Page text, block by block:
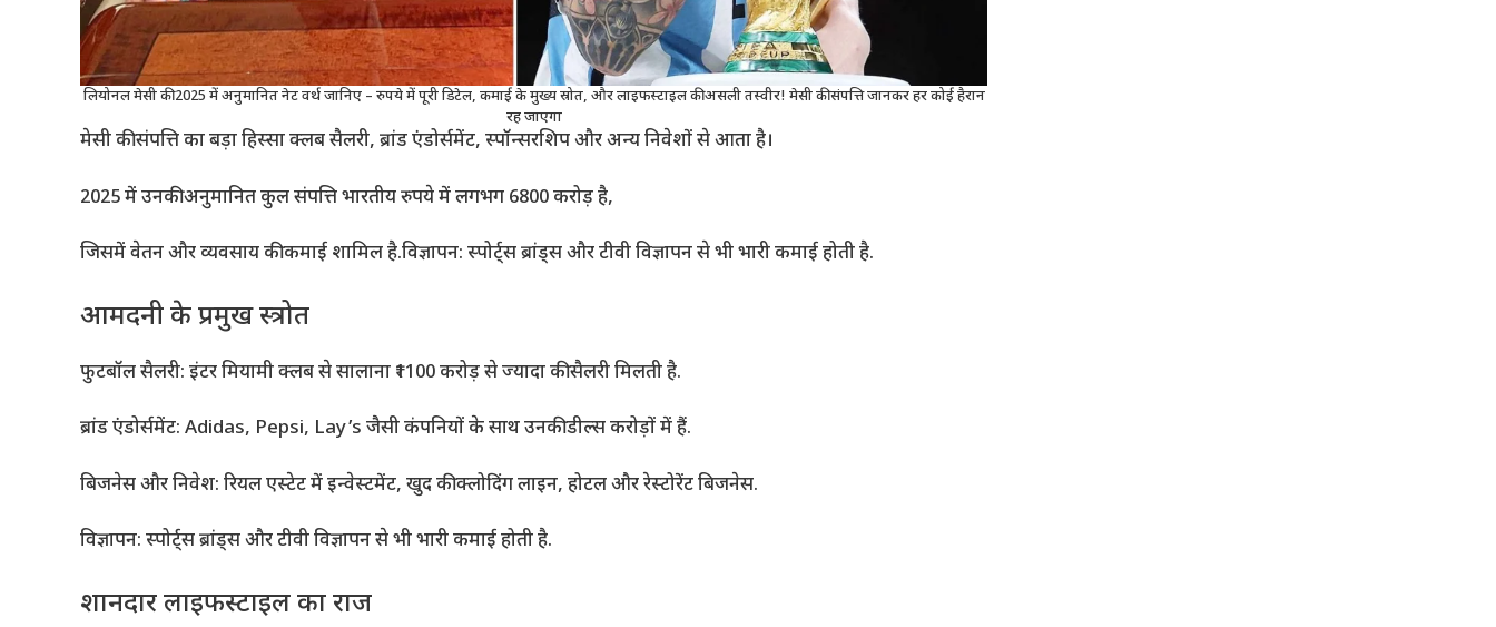
लियोनल मेसी की 2025 में अनुमानित नेट वर्थ जानिए – रुपये में पूरी डिटेल, कमाई के मुख्य स्रोत, और लाइफस्टाइल की असली तस्वीर! मेसी की संपत्ति जानकर हर कोई हैरान
रह जाएगा
मेसी की संपत्ति का बड़ा हिस्सा क्लब सैलरी, ब्रांड एंडोर्समेंट, स्पॉन्सरशिप और अन्य निवेशों से आता है।
2025 में उनकी अनुमानित कुल संपत्ति भारतीय रुपये में लगभग 6800 करोड़ है,
जिसमें वेतन और व्यवसाय की कमाई शामिल है.विज्ञापन: स्पोर्ट्स ब्रांड्स और टीवी विज्ञापन से भी भारी कमाई होती है.
आमदनी के प्रमुख स्त्रोत
फुटबॉल सैलरी: इंटर मियामी क्लब से सालाना ₹1100 करोड़ से ज्यादा की सैलरी मिलती है.
ब्रांड एंडोर्समेंट: Adidas, Pepsi, Lay’s जैसी कंपनियों के साथ उनकी डील्स करोड़ों में हैं.
बिजनेस और निवेश: रियल एस्टेट में इन्वेस्टमेंट, खुद की क्लोदिंग लाइन, होटल और रेस्टोरेंट बिजनेस.
विज्ञापन: स्पोर्ट्स ब्रांड्स और टीवी विज्ञापन से भी भारी कमाई होती है.
शानदार लाइफस्टाइल का राज